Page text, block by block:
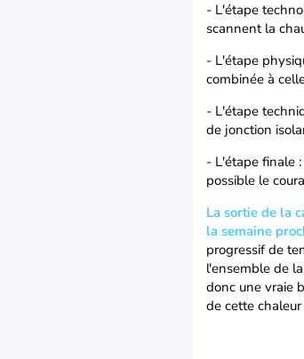
- L'étape
scannent la
- L'étape
combinée à
- L'étape
de jonction
- L'étape finale
possible le
La sortie de la
la semaine
progressif de
l'ensemble de
donc une vraie
de cette